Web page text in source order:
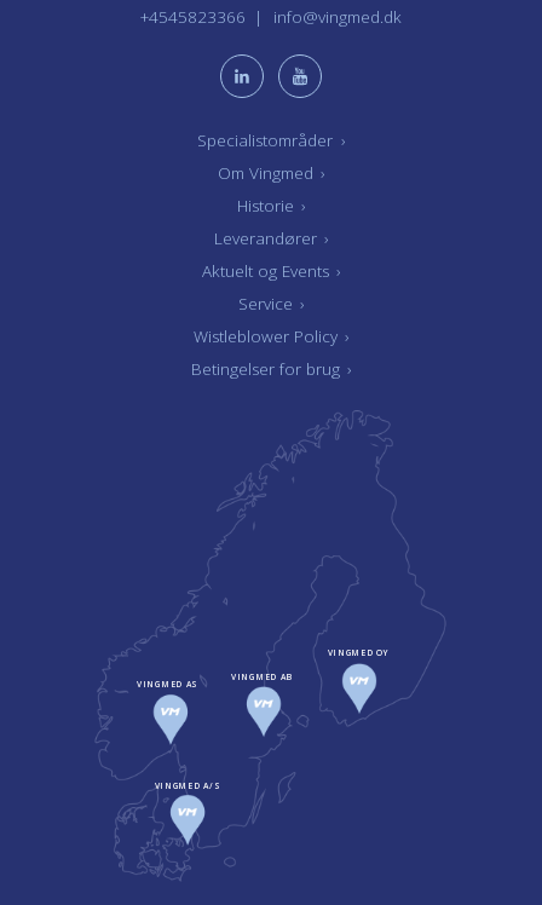
Specialistområder ›
Om Vingmed ›
Historie ›
Leverandører ›
Aktuelt og Events ›
Service ›
Wistleblower Policy ›
Betingelser for brug ›
+4545823366
info@vingmed.dk
VINGMED A/S
VINGMED AS
VINGMED AB
VINGMED OY